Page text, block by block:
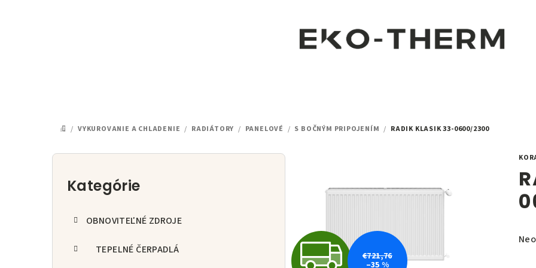
DOMOV
/ VYKUROVANIE A CHLADENIE / RADIÁTORY / PANELOVÉ / S BOČNÝM PRIPOJENÍM / RADIK KLASIK 33-0600/2300
B
Preskočiť
kategórie
Kategórie
OBNOVITEĽNÉ ZDROJE
TEPELNÉ ČERPADLÁ
Z€721,76
–35 %